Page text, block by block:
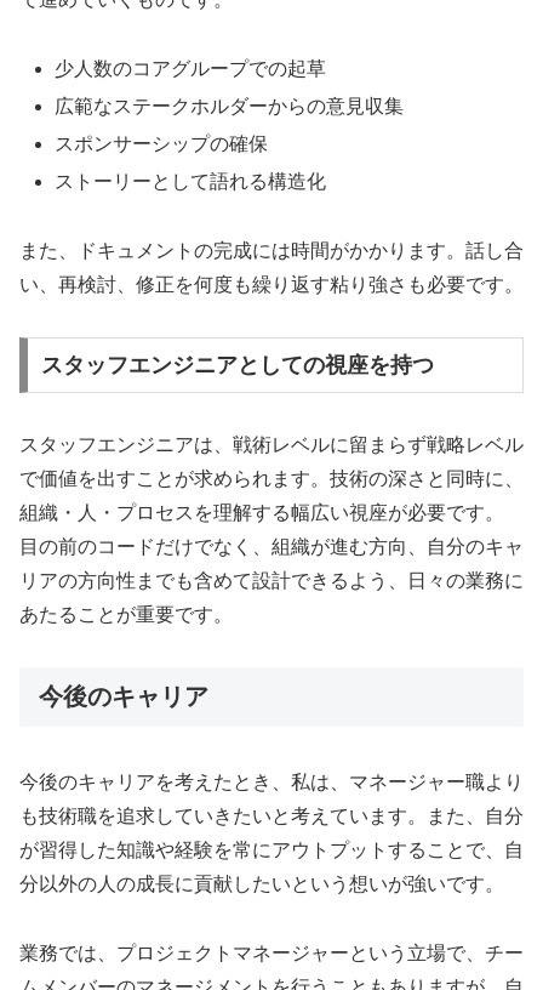
少人数のコアグループでの起草
広範なステークホルダーからの意見収集
スポンサーシップの確保
ストーリーとして語れる構造化
また、ドキュメントの完成には時間がかかります。話し合
い、再検討、修正を何度も繰り返す粘り強さも必要です。
スタッフエンジニアとしての視座を持つ
スタッフエンジニアは、戦術レベルに留まらず戦略レベル
で価値を出すことが求められます。技術の深さと同時に、
組織・人・プロセスを理解する幅広い視座が必要です。
目の前のコードだけでなく、組織が進む方向、自分のキャ
リアの方向性までも含めて設計できるよう、日々の業務に
あたることが重要です。
今後のキャリア
今後のキャリアを考えたとき、私は、マネージャー職より
も技術職を追求していきたいと考えています。また、自分
が習得した知識や経験を常にアウトプットすることで、自
分以外の人の成長に貢献したいという想いが強いです。
業務では、プロジェクトマネージャーという立場で、チー